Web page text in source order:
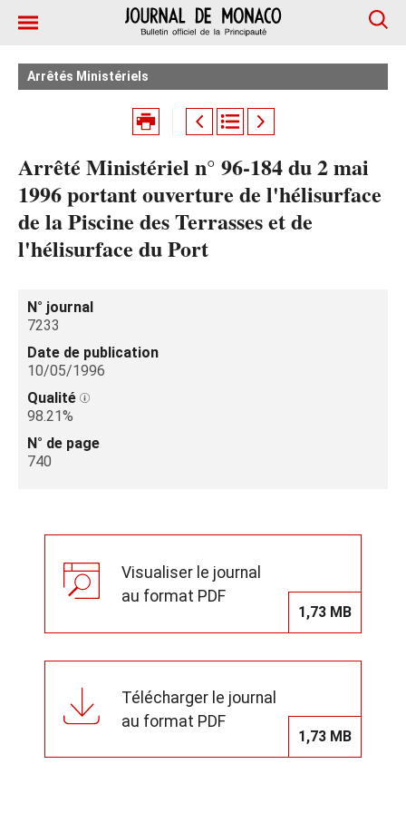
Arrêtés Ministériels
Arrêté Ministériel n° 96-184 du 2 mai
1996 portant ouverture de l'hélisurface
de la Piscine des Terrasses et de
l'hélisurface du Port
N° journal
7233
Date de publication
10/05/1996
Qualité
98.21%
N° de page
740
Visualiser le journal
au format PDF
1,73 MB
Télécharger le journal
au format PDF
1,73 MB